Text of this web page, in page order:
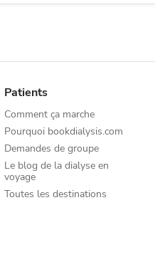
Patients
Comment ça marche
Pourquoi bookdialysis.com
Demandes de groupe
Le blog de la dialyse en
voyage
Toutes les destinations